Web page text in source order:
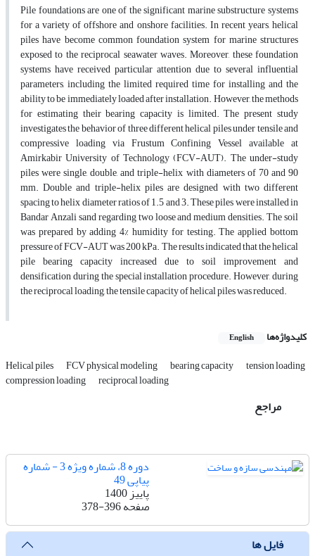
Pile foundations are one of the significant marine substructure systems
for a variety of offshore and onshore facilities. In recent years, helical
piles have become common foundation system for marine structures
exposed to the reciprocal seawater waves. Moreover, these foundation
systems have received particular attention due to several influential
parameters, including the limited required time for installing and the
ability to be immediately loaded after installation. However, the methods
for estimating their bearing capacity is limited. The present study
investigates the behavior of three different helical piles under tensile and
compressive loading via Frustum Confining Vessel available at
Amirkabir University of Technology (FCV-AUT). The under-study
piles were single, double, and triple-helix with diameters of 70 and 90
mm. Double and triple-helix piles are designed with two different
spacing to helix diameter ratios of 1.5 and 3. These piles were installed in
Bandar Anzali sand regarding two loose and medium densities. The soil
was prepared by adding 4% humidity for testing. The applied bottom
pressure of FCV-AUT was 200 kPa. The results indicated that the helical
pile bearing capacity increased due to soil improvement and
densification during the special installation procedure. However, during
the reciprocal loading, the tensile capacity of helical piles was reduced.
کلیدواژه‌ها English
Helical piles FCV physical modeling bearing capacity tension loading
compression loading reciprocal loading
مراجع
دوره 8، شماره ویژه 3 - شماره
پیاپی 49
پاییز 1400
صفحه378-396
فایل ها